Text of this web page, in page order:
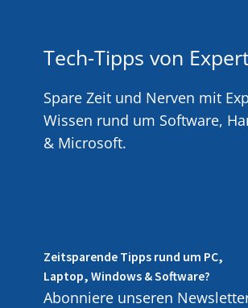
Tech-Tipps von
Spare Zeit und Nerven mit
Wissen rund um Software,
& Microsoft.
Zeitsparende Tipps rund um PC,
Laptop, Windows & Software?
Abonniere unseren